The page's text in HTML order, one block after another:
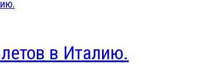
в Италию.